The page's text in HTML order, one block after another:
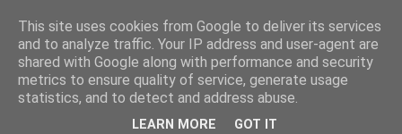
This site uses cookies from Google to deliver its services
and to analyze traffic. Your IP address and user-agent are
shared with Google along with performance and security
metrics to ensure quality of service, generate usage
statistics, and to detect and address abuse.
LEARN MORE GOT IT